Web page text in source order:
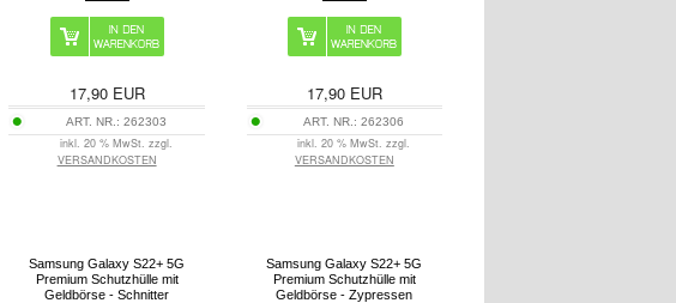
17,90EUR
ART. NR.: 262303
inkl. 20 % MwSt. zzgl.
VERSANDKOSTEN
17,90EUR
ART. NR.: 262306
inkl. 20 % MwSt. zzgl.
VERSANDKOSTEN
Samsung Galaxy S22+ 5G
Premium Schutzhülle mit
Geldbörse - Schnitter
Samsung Galaxy S22+ 5G
Premium Schutzhülle mit
Geldbörse - Zypressen